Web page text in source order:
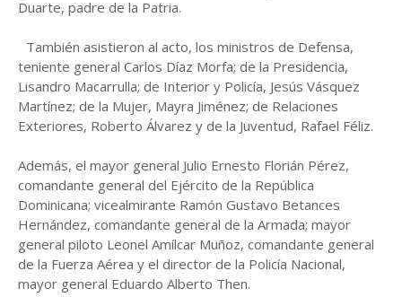
Duarte, padre de la Patria.
También asistieron al acto, los ministros de Defensa,
teniente general Carlos Díaz Morfa; de la Presidencia,
Lisandro Macarrulla; de Interior y Policía, Jesús Vásquez
Martínez; de la Mujer, Mayra Jiménez; de Relaciones
Exteriores, Roberto Álvarez y de la Juventud, Rafael Féliz.
Además, el mayor general Julio Ernesto Florián Pérez,
comandante general del Ejército de la República
Dominicana; vicealmirante Ramón Gustavo Betances
Hernández, comandante general de la Armada; mayor
general piloto Leonel Amílcar Muñoz, comandante general
de la Fuerza Aérea y el director de la Policía Nacional,
mayor general Eduardo Alberto Then.